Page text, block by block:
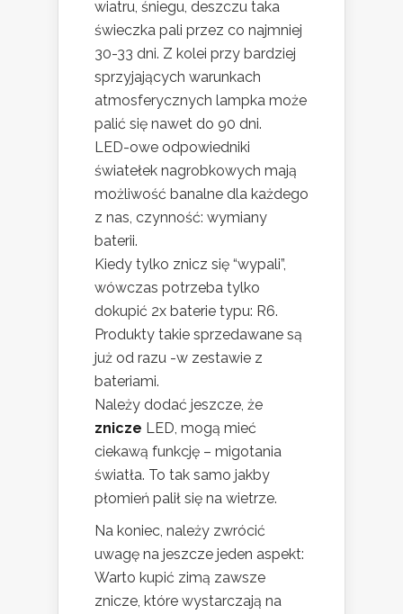
wiatru, śniegu, deszczu taka
świeczka pali przez co najmniej
30-33 dni. Z kolei przy bardziej
sprzyjających warunkach
atmosferycznych lampka może
palić się nawet do 90 dni.
LED-owe odpowiedniki
światełek nagrobkowych mają
możliwość banalne dla każdego
z nas, czynność: wymiany
baterii.
Kiedy tylko znicz się “wypali”,
wówczas potrzeba tylko
dokupić 2x baterie typu: R6.
Produkty takie sprzedawane są
już od razu -w zestawie z
bateriami.
Należy dodać jeszcze, że
znicze LED, mogą mieć
ciekawą funkcję – migotania
światła. To tak samo jakby
płomień palił się na wietrze.
Na koniec, należy zwrócić
uwagę na jeszcze jeden aspekt:
Warto kupić zimą zawsze
znicze, które wystarczają na